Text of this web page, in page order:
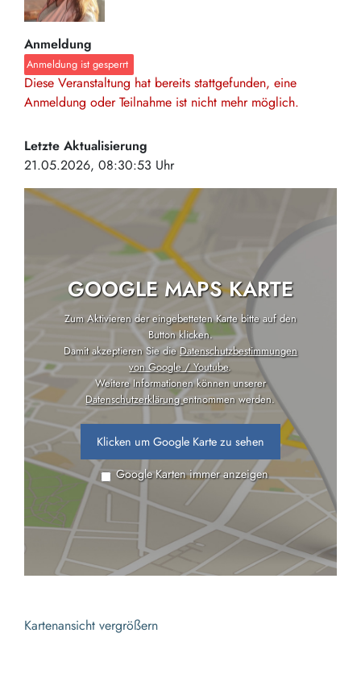
Anmeldung
Anmeldung ist gesperrt
Diese Veranstaltung hat bereits stattgefunden, eine
Anmeldung oder Teilnahme ist nicht mehr möglich.
Letzte Aktualisierung
21.05.2026, 08:30:53 Uhr
GOOGLE MAPS KARTE
Zum Aktivieren der eingebetteten Karte bitte auf den
Button klicken.
Damit akzeptieren Sie dieDatenschutzbestimmungen
von Google / Youtube.
Weitere Informationen können unserer
Datenschutzerklärungentnommen werden.
Klicken um Google Karte zu sehen
Google Karten immer anzeigen
Kartenansicht vergrößern